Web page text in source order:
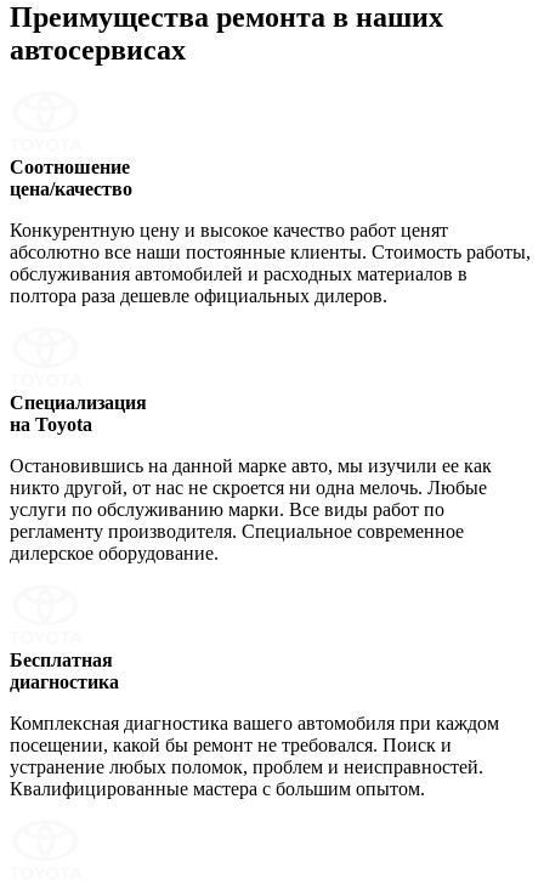
Преимущества ремонта в наших
автосервисах
Соотношение
цена/качество
Конкурентную цену и высокое качество работ ценят
абсолютно все наши постоянные клиенты. Стоимость работы,
обслуживания автомобилей и расходных материалов в
полтора раза дешевле официальных дилеров.
Специализация
на Toyota
Остановившись на данной марке авто, мы изучили ее как
никто другой, от нас не скроется ни одна мелочь. Любые
услуги по обслуживанию марки. Все виды работ по
регламенту производителя. Специальное современное
дилерское оборудование.
Бесплатная
диагностика
Комплексная диагностика вашего автомобиля при каждом
посещении, какой бы ремонт не требовался. Поиск и
устранение любых поломок, проблем и неисправностей.
Квалифицированные мастера с большим опытом.